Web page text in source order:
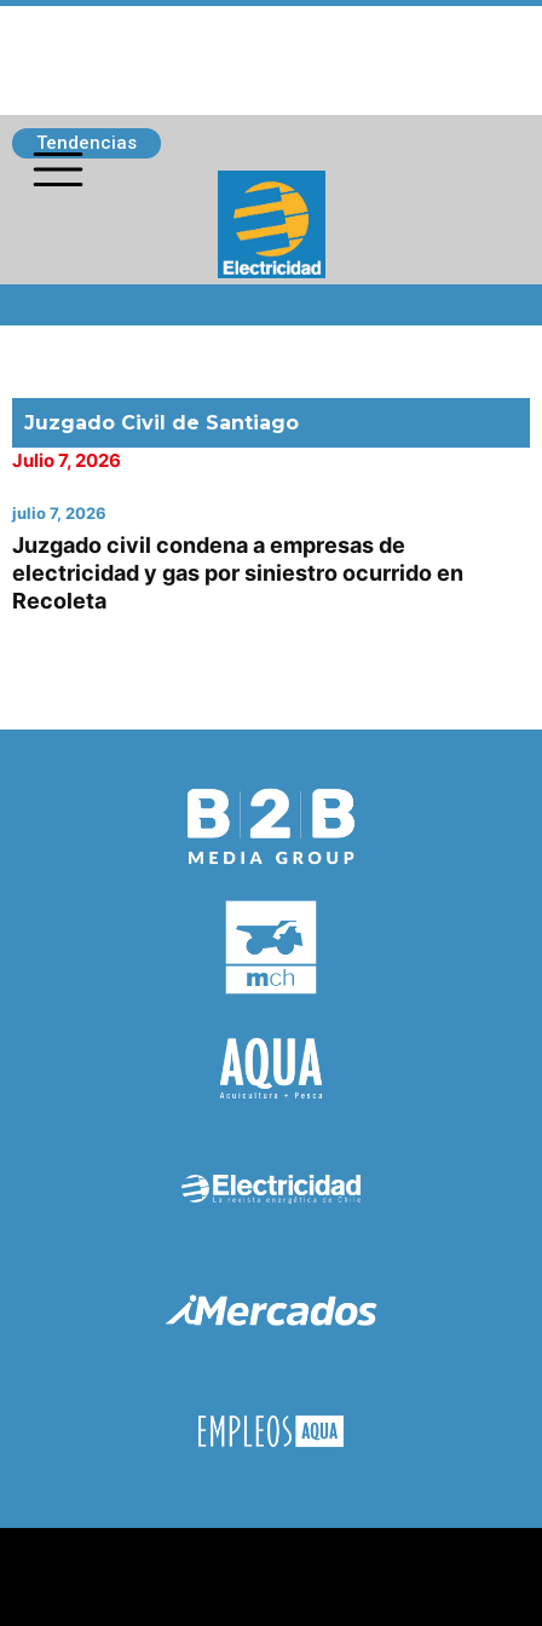
Tendencias
Juzgado Civil de Santiago
Julio 7, 2026
julio 7, 2026
Juzgado civil condena a empresas de
electricidad y gas por siniestro ocurrido en
Recoleta